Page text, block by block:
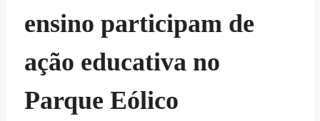
ensino participam de
ação educativa no
Parque Eólico